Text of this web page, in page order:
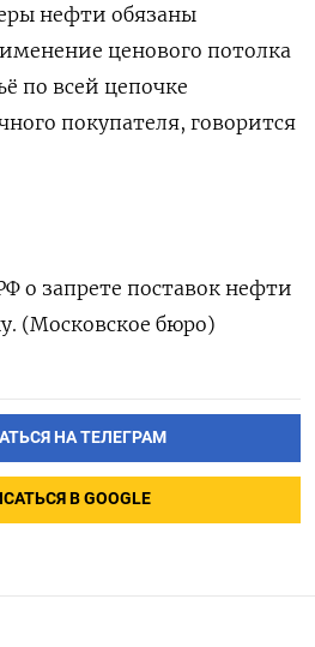
нефти обязаны
ценового потолка
по всей цепочке
покупателя, говорится
о запрете поставок нефти
(Московское бюро)
НА ТЕЛЕГРАМ
В GOOGLE